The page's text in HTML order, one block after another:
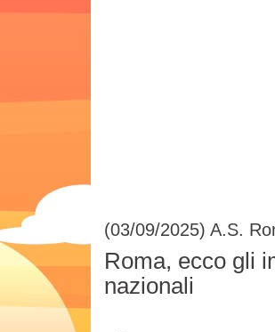
(03/09/2025) A.S.
Roma, ecco gli
nazionali